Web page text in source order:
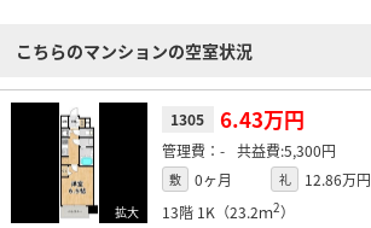
こちらのマンションの空室状況
1305 6.43万円
- 5,300円
敷 0ヶ月 礼
12.86万円
13階 1K（23.2ｍ2）